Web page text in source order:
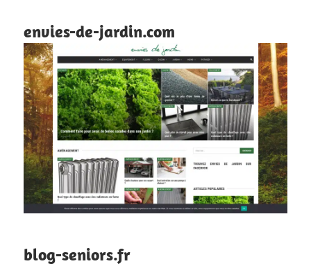
envies-de-jardin.com
blog-seniors.fr